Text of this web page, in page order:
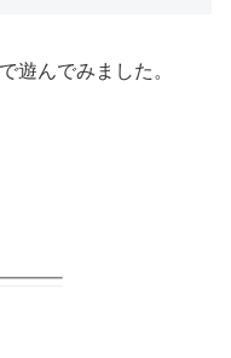
遊んでみました。